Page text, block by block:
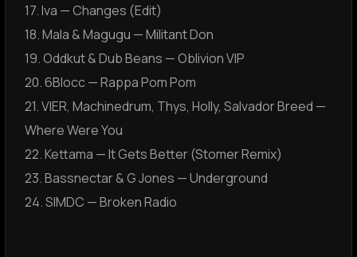
17. Iva — Changes (Edit)
18. Mala & Magugu — Militant Don
19. Oddkut & Dub Beans — Oblivion VIP
20. 6Blocc — Rappa Pom Pom
21. VIER, Machinedrum, Thys, Holly, Salvador Breed —
Where Were You
22. Kettama — It Gets Better (Stomer Remix)
23. Bassnectar & G Jones — Underground
24. SIMDC — Broken Radio